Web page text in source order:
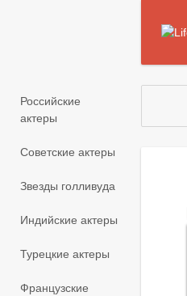
Российские
актеры
Советские актеры
Звезды голливуда
Индийские актеры
Турецкие актеры
Французские